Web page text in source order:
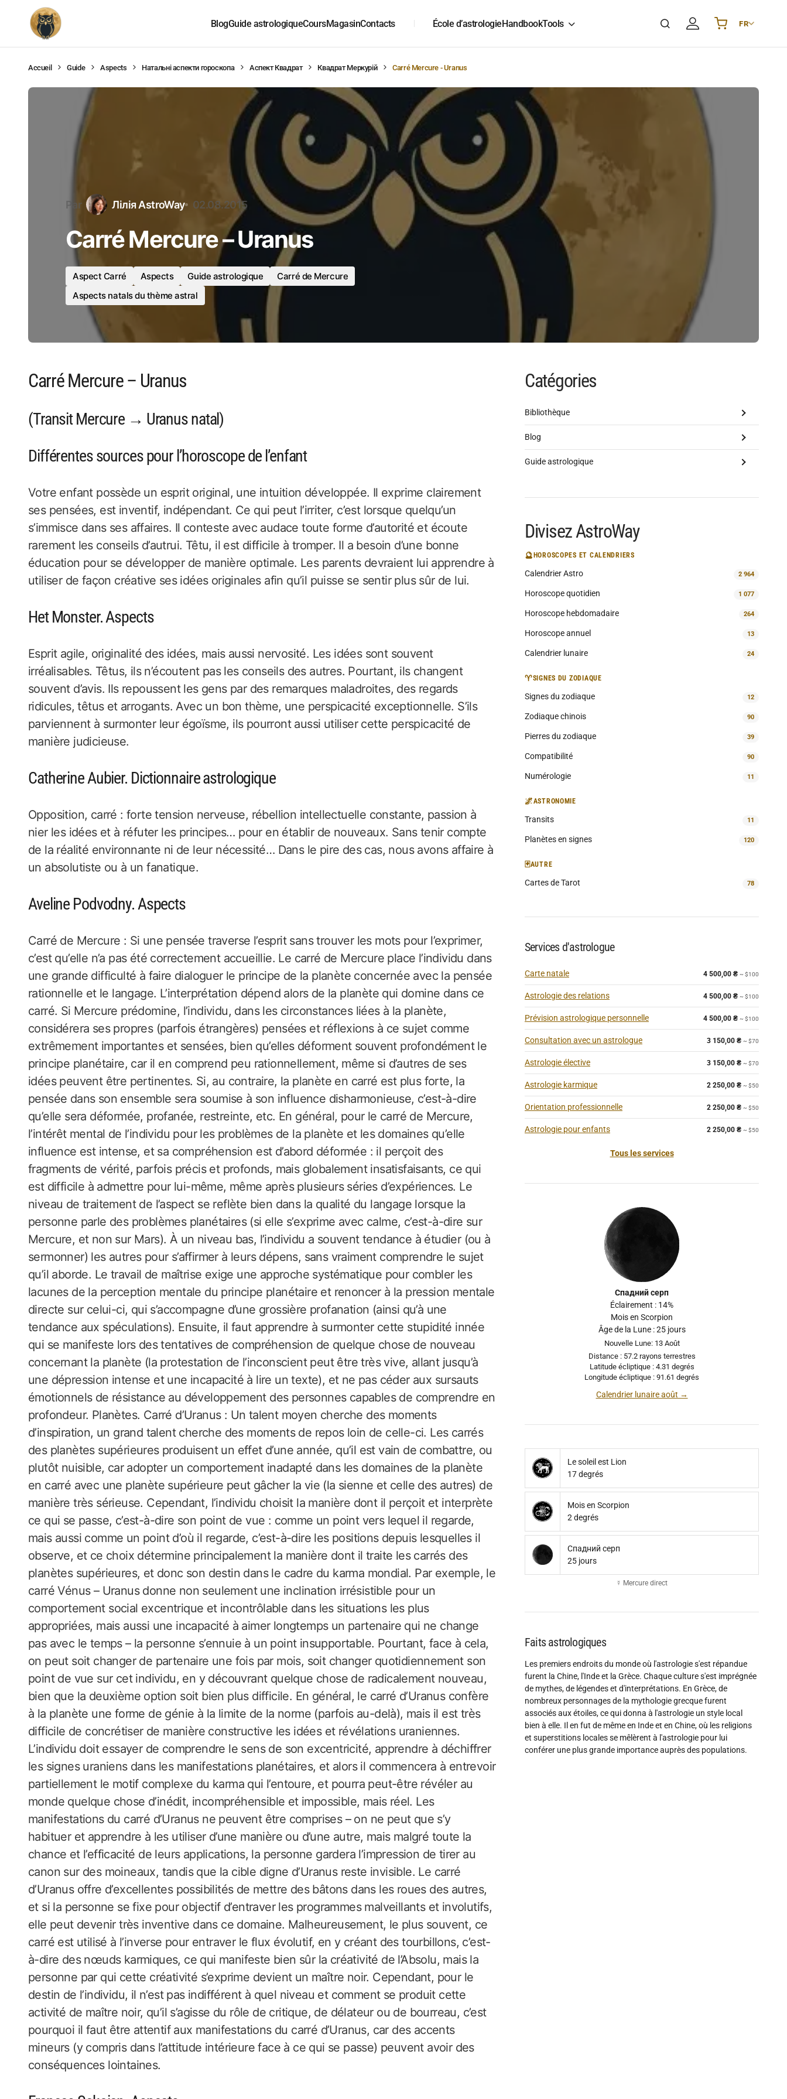
BlogGuide astrologiqueCoursMagasinContacts École d’astrologieHandbookTools FR
UA Українська
Accueil Guide Aspects Натальні аспекти гороскопа Аспект Квадрат Квадрат Меркурій Carré Mercure - Uranus
Par Лілія AstroWay 02.08.2015
Carré Mercure – Uranus
Aspect Carré Aspects Guide astrologique
Carré de Mercure
Aspects natals du thème astral
Carré Mercure – Uranus
(Transit Mercure → Uranus natal)
Différentes sources pour l’horoscope de l’enfant
Votre enfant possède un esprit original, une intuition développée. Il exprime clairement
ses pensées, est inventif, indépendant. Ce qui peut l’irriter, c’est lorsque quelqu’un
s’immisce dans ses affaires. Il conteste avec audace toute forme d’autorité et écoute
rarement les conseils d’autrui. Têtu, il est difficile à tromper. Il a besoin d’une bonne
éducation pour se développer de manière optimale. Les parents devraient lui apprendre à
utiliser de façon créative ses idées originales afin qu’il puisse se sentir plus sûr de lui.
Het Monster. Aspects
Esprit agile, originalité des idées, mais aussi nervosité. Les idées sont souvent
irréalisables. Têtus, ils n’écoutent pas les conseils des autres. Pourtant, ils changent
souvent d’avis. Ils repoussent les gens par des remarques maladroites, des regards
ridicules, têtus et arrogants. Avec un bon thème, une perspicacité exceptionnelle. S’ils
parviennent à surmonter leur égoïsme, ils pourront aussi utiliser cette perspicacité de
manière judicieuse.
Catherine Aubier. Dictionnaire astrologique
Opposition, carré : forte tension nerveuse, rébellion intellectuelle constante, passion à
nier les idées et à réfuter les principes… pour en établir de nouveaux. Sans tenir compte
de la réalité environnante ni de leur nécessité… Dans le pire des cas, nous avons affaire à
un absolutiste ou à un fanatique.
Aveline Podvodny. Aspects
Carré de Mercure : Si une pensée traverse l’esprit sans trouver les mots pour l’exprimer,
c’est qu’elle n’a pas été correctement accueillie. Le carré de Mercure place l’individu dans
une grande difficulté à faire dialoguer le principe de la planète concernée avec la pensée
rationnelle et le langage. L’interprétation dépend alors de la planète qui domine dans ce
carré. Si Mercure prédomine, l’individu, dans les circonstances liées à la planète,
considérera ses propres (parfois étrangères) pensées et réflexions à ce sujet comme
extrêmement importantes et sensées, bien qu’elles déforment souvent profondément le
principe planétaire, car il en comprend peu rationnellement, même si d’autres de ses
idées peuvent être pertinentes. Si, au contraire, la planète en carré est plus forte, la
pensée dans son ensemble sera soumise à son influence disharmonieuse, c’est-à-dire
qu’elle sera déformée, profanée, restreinte, etc. En général, pour le carré de Mercure,
l’intérêt mental de l’individu pour les problèmes de la planète et les domaines qu’elle
influence est intense, et sa compréhension est d’abord déformée : il perçoit des
fragments de vérité, parfois précis et profonds, mais globalement insatisfaisants, ce qui
est difficile à admettre pour lui-même, même après plusieurs séries d’expériences. Le
niveau de traitement de l’aspect se reflète bien dans la qualité du langage lorsque la
personne parle des problèmes planétaires (si elle s’exprime avec calme, c’est-à-dire sur
Mercure, et non sur Mars). À un niveau bas, l’individu a souvent tendance à étudier (ou à
sermonner) les autres pour s’affirmer à leurs dépens, sans vraiment comprendre le sujet
qu’il aborde. Le travail de maîtrise exige une approche systématique pour combler les
lacunes de la perception mentale du principe planétaire et renoncer à la pression mentale
directe sur celui-ci, qui s’accompagne d’une grossière profanation (ainsi qu’à une
tendance aux spéculations). Ensuite, il faut apprendre à surmonter cette stupidité innée
qui se manifeste lors des tentatives de compréhension de quelque chose de nouveau
concernant la planète (la protestation de l’inconscient peut être très vive, allant jusqu’à
une dépression intense et une incapacité à lire un texte), et ne pas céder aux sursauts
émotionnels de résistance au développement des personnes capables de comprendre en
profondeur. Planètes. Carré d’Uranus : Un talent moyen cherche des moments
d’inspiration, un grand talent cherche des moments de repos loin de celle-ci. Les carrés
des planètes supérieures produisent un effet d’une année, qu’il est vain de combattre, ou
plutôt nuisible, car adopter un comportement inadapté dans les domaines de la planète
en carré avec une planète supérieure peut gâcher la vie (la sienne et celle des autres) de
manière très sérieuse. Cependant, l’individu choisit la manière dont il perçoit et interprète
ce qui se passe, c’est-à-dire son point de vue : comme un point vers lequel il regarde,
mais aussi comme un point d’où il regarde, c’est-à-dire les positions depuis lesquelles il
observe, et ce choix détermine principalement la manière dont il traite les carrés des
planètes supérieures, et donc son destin dans le cadre du karma mondial. Par exemple, le
carré Vénus – Uranus donne non seulement une inclination irrésistible pour un
comportement social excentrique et incontrôlable dans les situations les plus
appropriées, mais aussi une incapacité à aimer longtemps un partenaire qui ne change
pas avec le temps – la personne s’ennuie à un point insupportable. Pourtant, face à cela,
on peut soit changer de partenaire une fois par mois, soit changer quotidiennement son
point de vue sur cet individu, en y découvrant quelque chose de radicalement nouveau,
bien que la deuxième option soit bien plus difficile. En général, le carré d’Uranus confère
à la planète une forme de génie à la limite de la norme (parfois au-delà), mais il est très
difficile de concrétiser de manière constructive les idées et révélations uraniennes.
L’individu doit essayer de comprendre le sens de son excentricité, apprendre à déchiffrer
les signes uraniens dans les manifestations planétaires, et alors il commencera à entrevoir
partiellement le motif complexe du karma qui l’entoure, et pourra peut-être révéler au
monde quelque chose d’inédit, incompréhensible et impossible, mais réel. Les
manifestations du carré d’Uranus ne peuvent être comprises – on ne peut que s’y
habituer et apprendre à les utiliser d’une manière ou d’une autre, mais malgré toute la
chance et l’efficacité de leurs applications, la personne gardera l’impression de tirer au
canon sur des moineaux, tandis que la cible digne d’Uranus reste invisible. Le carré
d’Uranus offre d’excellentes possibilités de mettre des bâtons dans les roues des autres,
et si la personne se fixe pour objectif d’entraver les programmes malveillants et involutifs,
elle peut devenir très inventive dans ce domaine. Malheureusement, le plus souvent, ce
carré est utilisé à l’inverse pour entraver le flux évolutif, en y créant des tourbillons, c’est-
à-dire des nœuds karmiques, ce qui manifeste bien sûr la créativité de l’Absolu, mais la
personne par qui cette créativité s’exprime devient un maître noir. Cependant, pour le
destin de l’individu, il n’est pas indifférent à quel niveau et comment se produit cette
activité de maître noir, qu’il s’agisse du rôle de critique, de délateur ou de bourreau, c’est
pourquoi il faut être attentif aux manifestations du carré d’Uranus, car des accents
mineurs (y compris dans l’attitude intérieure face à ce qui se passe) peuvent avoir des
conséquences lointaines.
Catégories
Bibliothèque
Blog
Guide astrologique
Divisez AstroWay
🔮HOROSCOPES ET CALENDRIERS
Calendrier Astro 2 964
Horoscope quotidien 1 077
Horoscope hebdomadaire 264
Horoscope annuel 13
Calendrier lunaire 24
♈SIGNES DU ZODIAQUE
Signes du zodiaque 12
Zodiaque chinois 90
Pierres du zodiaque 39
Compatibilité 90
Numérologie 11
🌌ASTRONOMIE
Transits 11
Planètes en signes 120
🃏AUTRE
Cartes de Tarot 78
Services d'astrologue
Carte natale 4 500,00 ₴ ~ $100
Astrologie des relations 4 500,00 ₴ ~ $100
Prévision astrologique personnelle 4 500,00 ₴ ~ $100
Consultation avec un astrologue 3 150,00 ₴ ~ $70
Astrologie élective 3 150,00 ₴ ~ $70
Astrologie karmique 2 250,00 ₴ ~ $50
Orientation professionnelle 2 250,00 ₴ ~ $50
Astrologie pour enfants 2 250,00 ₴ ~ $50
Tous les services
Спадний серп
Éclairement : 14%
Mois en Scorpion
Âge de la Lune : 25 jours
Nouvelle Lune: 13 Août
Distance : 57.2 rayons terrestres
Latitude écliptique : 4.31 degrés
Longitude écliptique : 91.61 degrés
Calendrier lunaire août →
Le soleil est Lion
17 degrés
Mois en Scorpion
2 degrés
Спадний серп
25 jours
☿ Mercure direct
Faits astrologiques
Les premiers endroits du monde où l'astrologie s'est répandue
furent la Chine, l'Inde et la Grèce. Chaque culture s'est imprégnée
de mythes, de légendes et d'interprétations. En Grèce, de
nombreux personnages de la mythologie grecque furent
associés aux étoiles, ce qui donna à l'astrologie un style local
bien à elle. Il en fut de même en Inde et en Chine, où les religions
et superstitions locales se mêlèrent à l'astrologie pour lui
conférer une plus grande importance auprès des populations.